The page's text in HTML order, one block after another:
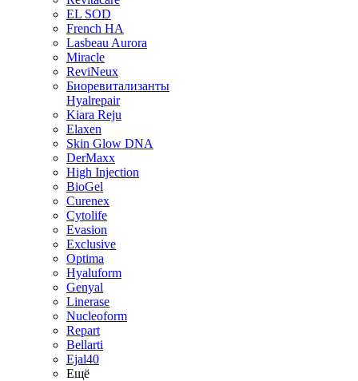
EL SOD
French HA
Lasbeau Aurora
Miracle
ReviNeux
Биоревитализанты
Hyalrepair
Kiara Reju
Elaxen
Skin Glow DNA
DerMaxx
High Injection
BioGel
Curenex
Cytolife
Evasion
Exclusive
Optima
Hyaluform
Genyal
Linerase
Nucleoform
Repart
Bellarti
Ejal40
Ещё